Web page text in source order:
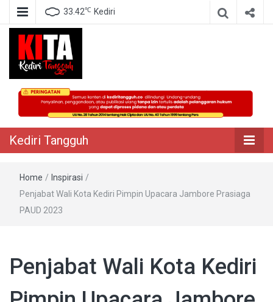
33.42℃ Kediri
Kediri Tangguh
Berita Akurat Terpercaya
Kediri Tangguh
Home / Inspirasi /
Penjabat Wali Kota Kediri Pimpin Upacara Jambore Prasiaga
PAUD 2023
Penjabat Wali Kota Kediri